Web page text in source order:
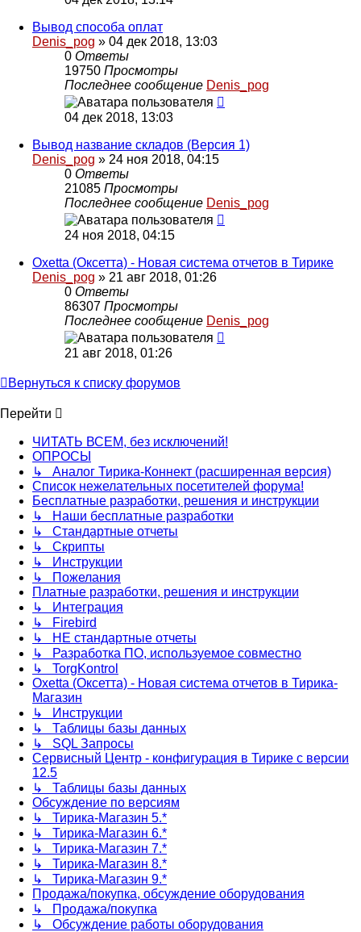
Вывод способа оплат
Denis_pog » 04 дек 2018, 13:03
0 Ответы
19750 Просмотры
Последнее сообщение Denis_pog
04 дек 2018, 13:03
Вывод название складов (Версия 1)
Denis_pog » 24 ноя 2018, 04:15
0 Ответы
21085 Просмотры
Последнее сообщение Denis_pog
24 ноя 2018, 04:15
Oxetta (Оксетта) - Новая система отчетов в Тирике
Denis_pog » 21 авг 2018, 01:26
0 Ответы
86307 Просмотры
Последнее сообщение Denis_pog
21 авг 2018, 01:26
Вернуться к списку форумов
Перейти
ЧИТАТЬ ВСЕМ, без исключений!
ОПРОСЫ
↳ Аналог Тирика-Коннект (расширенная версия)
Список нежелательных посетителей форума!
Бесплатные разработки, решения и инструкции
↳ Наши бесплатные разработки
↳ Стандартные отчеты
↳ Скрипты
↳ Инструкции
↳ Пожелания
Платные разработки, решения и инструкции
↳ Интеграция
↳ Firebird
↳ НЕ стандартные отчеты
↳ Разработка ПО, используемое совместно
↳ TorgKontrol
Oxetta (Оксетта) - Новая система отчетов в Тирика-
Магазин
↳ Инструкции
↳ Таблицы базы данных
↳ SQL Запросы
Сервисный Центр - конфигурация в Тирике с версии
12.5
↳ Таблицы базы данных
Обсуждение по версиям
↳ Тирика-Магазин 5.*
↳ Тирика-Магазин 6.*
↳ Тирика-Магазин 7.*
↳ Тирика-Магазин 8.*
↳ Тирика-Магазин 9.*
Продажа/покупка, обсуждение оборудования
↳ Продажа/покупка
↳ Обсуждение работы оборудования